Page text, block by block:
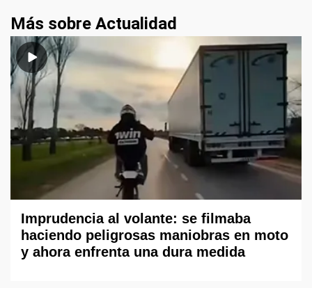
Más sobre Actualidad
Imprudencia al volante: se filmaba
haciendo peligrosas maniobras en moto
y ahora enfrenta una dura medida